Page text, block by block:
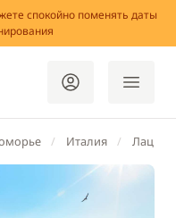
спокойно поменять даты
Италия Лаций